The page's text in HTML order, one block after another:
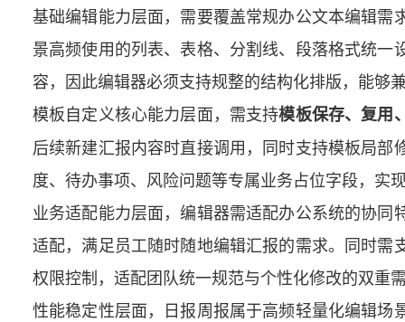
基础编辑能力层面，需要覆盖常规办公文本编辑
景高频使用的列表、表格、分割线、段落格式统
容，因此编辑器必须支持规整的结构化排版，能够
模板自定义核心能力层面，需支持模板保存、复用
后续新建汇报内容时直接调用，同时支持模板局
度、待办事项、风险问题等专属业务占位字段，实
业务适配能力层面，编辑器需适配办公系统的协
适配，满足员工随时随地编辑汇报的需求。同时
权限控制，适配团队统一规范与个性化修改的双重
性能稳定性层面，日报周报属于高频轻量化编辑